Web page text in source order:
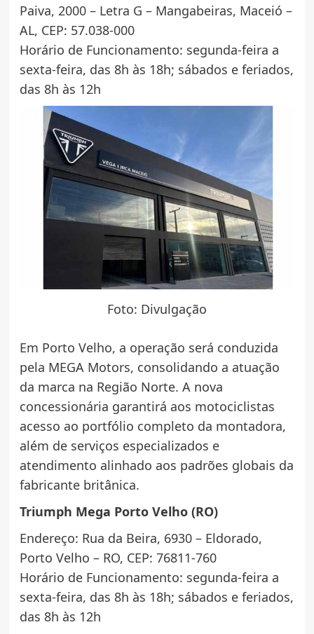
Paiva, 2000 – Letra G – Mangabeiras, Maceió –
AL, CEP: 57.038-000
Horário de Funcionamento: segunda-feira a
sexta-feira, das 8h às 18h; sábados e feriados,
das 8h às 12h
Foto: Divulgação
Em Porto Velho, a operação será conduzida
pela MEGA Motors, consolidando a atuação
da marca na Região Norte. A nova
concessionária garantirá aos motociclistas
acesso ao portfólio completo da montadora,
além de serviços especializados e
atendimento alinhado aos padrões globais da
fabricante britânica.
Triumph Mega Porto Velho (RO)
Endereço: Rua da Beira, 6930 – Eldorado,
Porto Velho – RO, CEP: 76811-760
Horário de Funcionamento: segunda-feira a
sexta-feira, das 8h às 18h; sábados e feriados,
das 8h às 12h